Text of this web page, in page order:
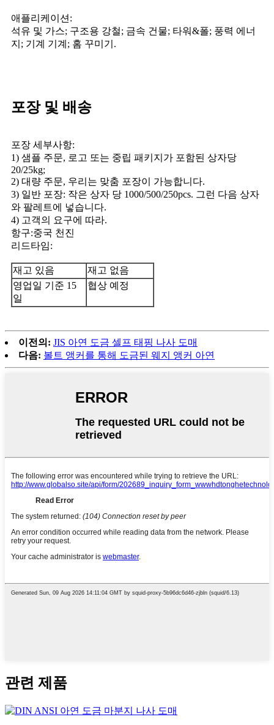
애플리케이션:
석유 및 가스; 구조용 강철; 금속 건물; 타워&폴; 풍력 에너
지; 기계 기계; 홈 꾸미기.
포장 및 배송
포장 세부사항:
1) 샘플 주문, 로고 또는 중립 패키지가 포함된 상자당
20/25kg;
2) 대량 주문, 우리는 맞춤 포장이 가능합니다.
3) 일반 포장: 작은 상자 당 1000/500/250pcs. 그런 다음 상자
와 팔레트에 넣습니다.
4) 고객의 요구에 따라.
항구:중국 천진
리드타임:
재고 있음
재고 없음
영업일 기준 15
일
협상 예정
이전의: JIS 아연 도금 셀프 태핑 나사 도매
다음: 볼트 앵커를 통해 도금된 웨지 앵커 아연
관련 제품